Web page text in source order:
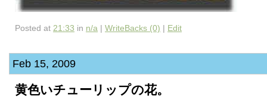
Posted at 21:33 in n/a | WriteBacks (0) | Edit
Feb 15, 2009
黄色いチューリップの花。